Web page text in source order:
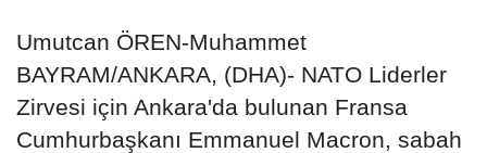
Umutcan ÖREN-Muhammet
BAYRAM/ANKARA, (DHA)- NATO Liderler
Zirvesi için Ankara'da bulunan Fransa
Cumhurbaşkanı Emmanuel Macron, sabah